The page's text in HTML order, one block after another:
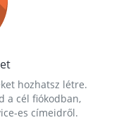
hozhatsz létre.
a cél fiókodban,
es címeidről.